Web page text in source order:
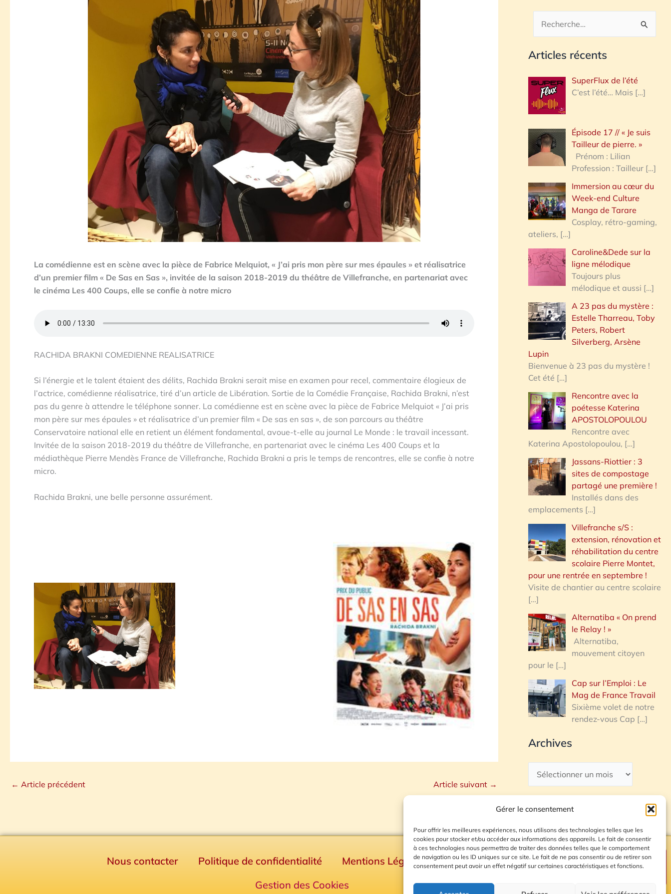
Gérer le consentement
Pour offrir les meilleures expériences, nous utilisons des technologies telles que les
cookies pour stocker et/ou accéder aux informations des appareils. Le fait de consentir
à ces technologies nous permettra de traiter des données telles que le comportement
de navigation ou les ID uniques sur ce site. Le fait de ne pas consentir ou de retirer son
consentement peut avoir un effet négatif sur certaines caractéristiques et fonctions.
La comédienne est en scène avec la pièce de Fabrice Melquiot, « J’ai pris mon père sur mes épaules » et réalisatrice
d’un premier film « De Sas en Sas », invitée de la saison 2018-2019 du théâtre de Villefranche, en partenariat avec
le cinéma Les 400 Coups, elle se confie à notre micro
RACHIDA BRAKNI COMEDIENNE REALISATRICE
Si l’énergie et le talent étaient des délits, Rachida Brakni serait mise en examen pour recel, commentaire élogieux de
l’actrice, comédienne réalisatrice, tiré d’un article de Libération. Sortie de la Comédie Française, Rachida Brakni, n’est
pas du genre à attendre le téléphone sonner. La comédienne est en scène avec la pièce de Fabrice Melquiot « J’ai pris
mon père sur mes épaules » et réalisatrice d’un premier film « De sas en sas », de son parcours au théâtre
Conservatoire national elle en retient un élément fondamental, avoue-t-elle au journal Le Monde : le travail incessant.
Invitée de la saison 2018-2019 du théâtre de Villefranche, en partenariat avec le cinéma Les 400 Coups et la
médiathèque Pierre Mendès France de Villefranche, Rachida Brakni a pris le temps de rencontres, elle se confie à notre
micro.
Rachida Brakni, une belle personne assurément.
← Article précédent Article suivant →
c
h
r
h
e
:
Articles récents
SuperFlux de l’été
C’est l’été… Mais […]
Épisode 17 // « Je suis
Tailleur de pierre. »
Prénom : Lilian
Profession : Tailleur […]
Immersion au cœur du
Week-end Culture
Manga de Tarare
Cosplay, rétro-gaming,
ateliers, […]
Caroline&Dede sur la
ligne mélodique
Toujours plus
mélodique et aussi […]
A 23 pas du mystère :
Estelle Tharreau, Toby
Peters, Robert
Silverberg, Arsène
Lupin
Bienvenue à 23 pas du mystère !
Cet été […]
Rencontre avec la
poétesse Katerina
APOSTOLOPOULOU
Rencontre avec
Katerina Apostolopoulou, […]
Jassans-Riottier : 3
sites de compostage
partagé une première !
Installés dans des
emplacements […]
Villefranche s/S :
extension, rénovation et
réhabilitation du centre
scolaire Pierre Montet,
pour une rentrée en septembre !
Visite de chantier au centre scolaire
[…]
Alternatiba « On prend
le Relay ! »
Alternatiba,
mouvement citoyen
pour le […]
Cap sur l’Emploi : Le
Mag de France Travail
Sixième volet de notre
rendez-vous Cap […]
Archives
Nous contacter Politique de confidentialité Mentions Légales
Plan du site
Gestion des Cookies